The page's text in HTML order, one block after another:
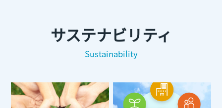
サステナビリティ
Sustainability